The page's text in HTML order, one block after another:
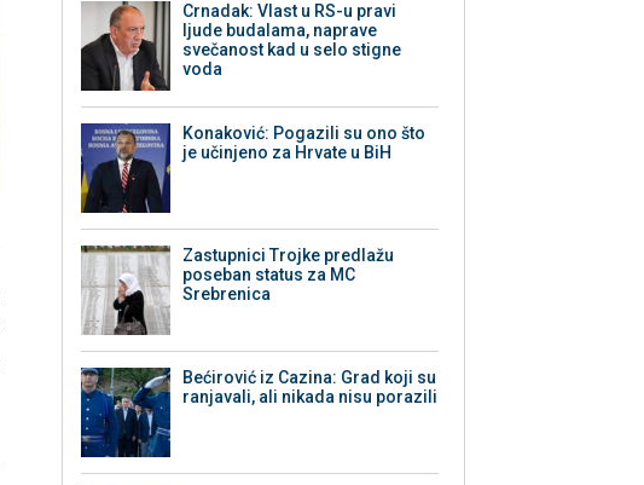
Crnadak: Vlast u RS-u pravi
ljude budalama, naprave
svečanost kad u selo stigne
voda
Konaković: Pogazili su ono što
je učinjeno za Hrvate u BiH
Zastupnici Trojke predlažu
poseban status za MC
Srebrenica
Bećirović iz Cazina: Grad koji su
ranjavali, ali nikada nisu porazili